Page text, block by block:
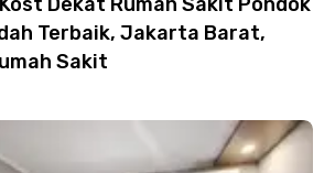
Terbaik, Jakarta Barat,
Sakit